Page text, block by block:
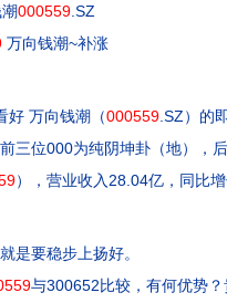
000559 .SZ
万向钱潮~补涨
好 万向钱潮（000559 .SZ）的
三位000为纯阴坤卦（地），
），营业收入28.04亿，同比
就是要稳步上扬好。
与300652比较，有何优势